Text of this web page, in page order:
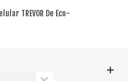
TREVOR De Eco-